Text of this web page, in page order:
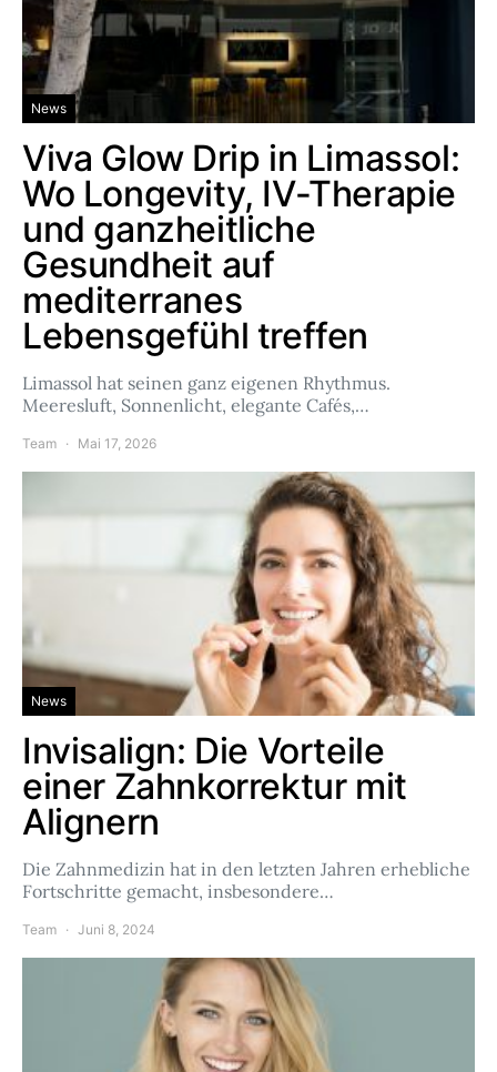
News
Viva Glow Drip in Limassol:
Wo Longevity, IV-Therapie
und ganzheitliche
Gesundheit auf
mediterranes
Lebensgefühl treffen
Limassol hat seinen ganz eigenen Rhythmus.
Meeresluft, Sonnenlicht, elegante Cafés,…
Team Mai 17, 2026
News
Invisalign: Die Vorteile
einer Zahnkorrektur mit
Alignern
Die Zahnmedizin hat in den letzten Jahren erhebliche
Fortschritte gemacht, insbesondere…
Team Juni 8, 2024